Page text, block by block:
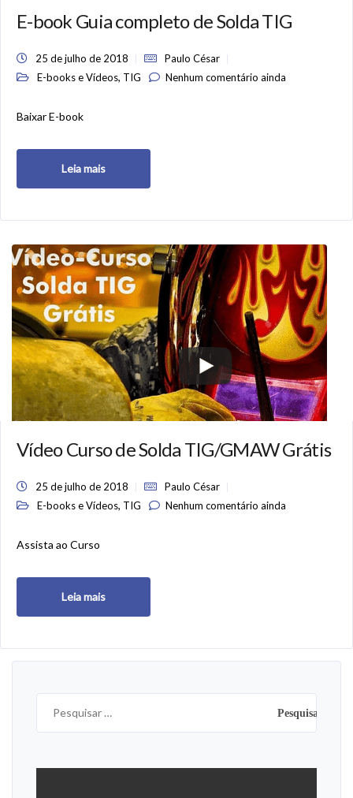
E-book Guia completo de Solda TIG
25 de julho de 2018
Paulo César
E-books e Vídeos, TIG Nenhum comentário ainda
Baixar E-book
Leia mais
Vídeo Curso de Solda TIG/GMAW Grátis
25 de julho de 2018
Paulo César
E-books e Vídeos, TIG Nenhum comentário ainda
Assista ao Curso
Leia mais
por: